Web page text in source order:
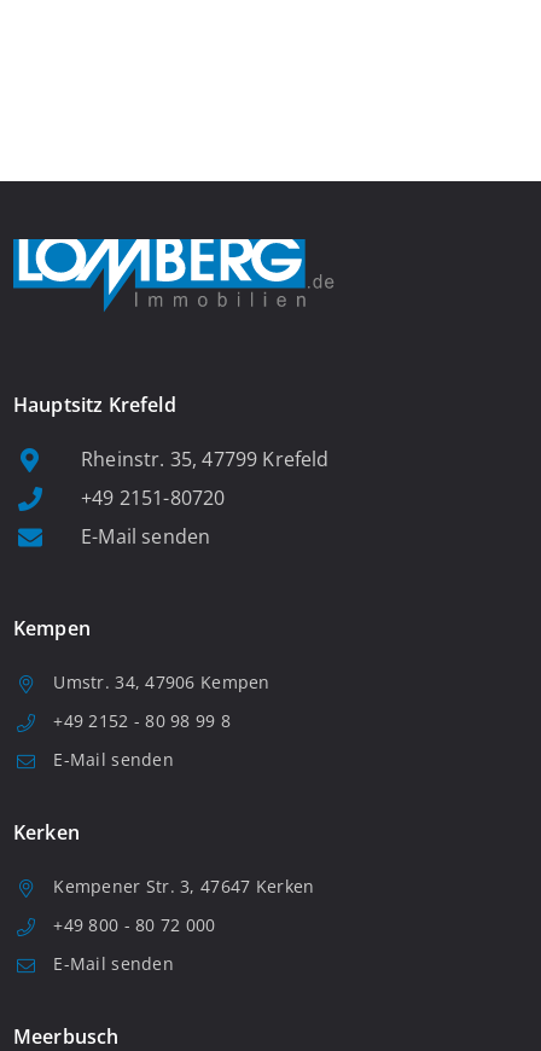
Hauptsitz Krefeld
Rheinstr. 35, 47799 Krefeld
+49 2151-80720
E-Mail senden
Kempen
Umstr. 34, 47906 Kempen
+49 2152 - 80 98 99 8
E-Mail senden
Kerken
Kempener Str. 3, 47647 Kerken
+49 800 - 80 72 000
E-Mail senden
Meerbusch